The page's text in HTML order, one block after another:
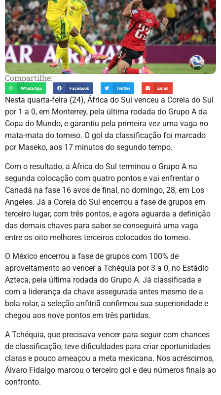
Compartilhe:
WhatsApp Facebook Twitter Email
Nesta quarta-feira (24), África do Sul venceu a Coreia do Sul
por 1 a 0, em Monterrey, pela última rodada do Grupo A da
Copa do Mundo, e garantiu pela primeira vez uma vaga no
mata-mata do torneio. O gol da classificação foi marcado
por Maseko, aos 17 minutos do segundo tempo.
Com o resultado, a África do Sul terminou o Grupo A na
segunda colocação com quatro pontos e vai enfrentar o
Canadá na fase 16 avos de final, no domingo, 28, em Los
Angeles. Já a Coreia do Sul encerrou a fase de grupos em
terceiro lugar, com três pontos, e agora aguarda a definição
das demais chaves para saber se conseguirá uma vaga
entre os oito melhores terceiros colocados do torneio.
O México encerrou a fase de grupos com 100% de
aproveitamento ao vencer a Tchéquia por 3 a 0, no Estádio
Azteca, pela última rodada do Grupo A. Já classificada e
com a liderança da chave assegurada antes mesmo de a
bola rolar, a seleção anfitriã confirmou sua superioridade e
chegou aos nove pontos em três partidas.
A Tchéquia, que precisava vencer para seguir com chances
de classificação, teve dificuldades para criar oportunidades
claras e pouco ameaçou a meta mexicana. Nos acréscimos,
Álvaro Fidalgo marcou o terceiro gol e deu números finais ao
confronto.